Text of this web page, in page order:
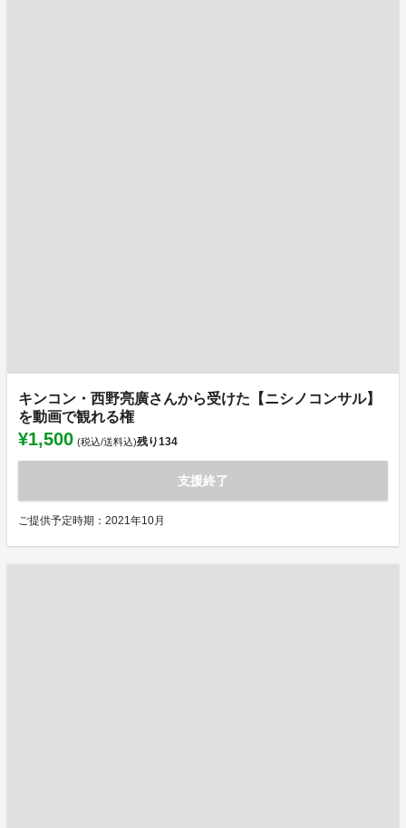
キンコン・西野亮廣さんから受けた【ニシノコンサル】
を動画で観れる権
¥1,500 (税込/送料込)残り134
支援終了
ご提供予定時期：2021年10月